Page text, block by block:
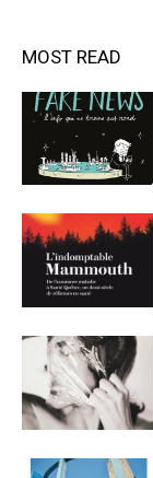
MOST READ